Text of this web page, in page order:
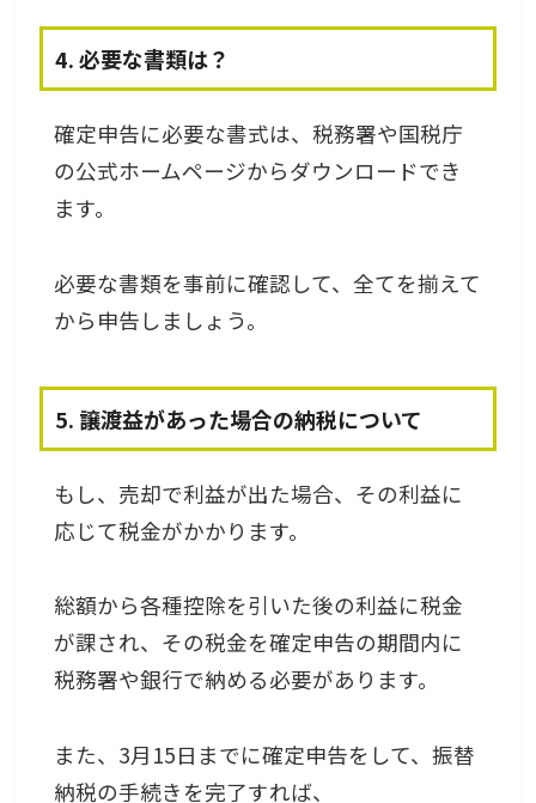
4. 必要な書類は？
確定申告に必要な書式は、税務署や国税庁
の公式ホームページからダウンロードでき
ます。
必要な書類を事前に確認して、全てを揃えて
から申告しましょう。
5. 譲渡益があった場合の納税について
もし、売却で利益が出た場合、その利益に
応じて税金がかかります。
総額から各種控除を引いた後の利益に税金
が課され、その税金を確定申告の期間内に
税務署や銀行で納める必要があります。
また、3月15日までに確定申告をして、振替
納税の手続きを完了すれば、